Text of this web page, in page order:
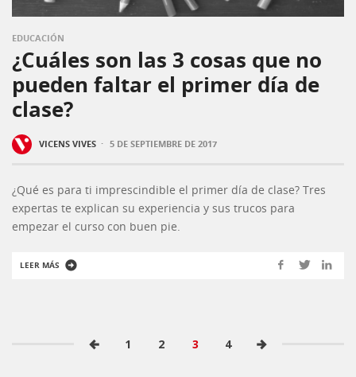
EDUCACIÓN
¿Cuáles son las 3 cosas que no
pueden faltar el primer día de
clase?
VICENS VIVES · 5 DE SEPTIEMBRE DE 2017
¿Qué es para ti imprescindible el primer día de clase? Tres
expertas te explican su experiencia y sus trucos para
empezar el curso con buen pie.
LEER MÁS
1 2 3 4